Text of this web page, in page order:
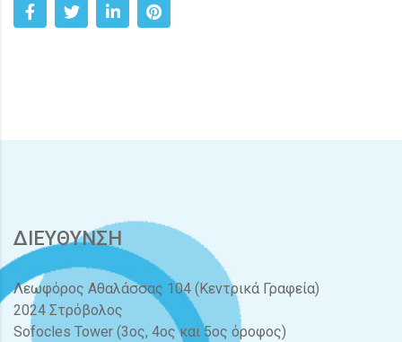
ΔΙΕΥΘΥΝΣΗ
Λεωφόρος Αθαλάσσας 104 (Κεντρικά Γραφεία)
2024 Στρόβολος
Sofocles Tower (3ος, 4ος και 5ος όροφος)